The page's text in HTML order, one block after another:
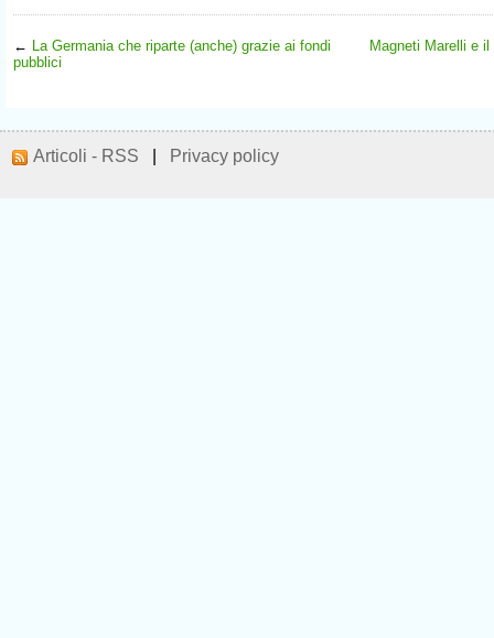
← La Germania che riparte (anche) grazie ai fondi
pubblici
Magneti Marelli e il
Articoli - RSS Privacy policy